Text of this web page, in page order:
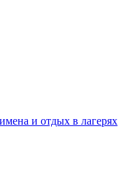
и отдых в лагерях